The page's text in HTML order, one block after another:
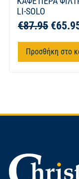
LI-SOLO
€87.95 €
Προσθήκη στο